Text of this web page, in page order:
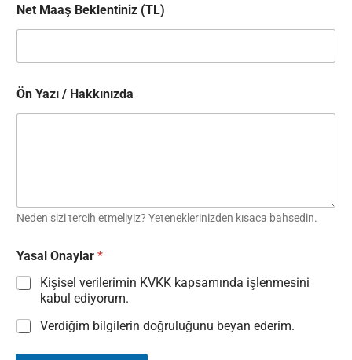
Net Maaş Beklentiniz (TL)
Ön Yazı / Hakkınızda
Neden sizi tercih etmeliyiz? Yeteneklerinizden kısaca bahsedin.
Yasal Onaylar *
Kişisel verilerimin KVKK kapsamında işlenmesini
kabul ediyorum.
Verdiğim bilgilerin doğruluğunu beyan ederim.